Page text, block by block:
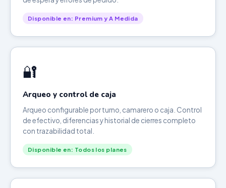
Disponible en: Premium y A Medida
🔐
Arqueo y control de caja
Arqueo configurable por turno, camarero o caja. Control
de efectivo, diferencias y historial de cierres completo
con trazabilidad total.
Disponible en: Todos los planes